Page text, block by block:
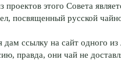
этого Совета
посвященный русской
ссылку на сайт одного
правда, они чай не